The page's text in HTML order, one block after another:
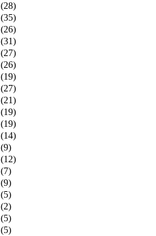
(28)
(35)
(26)
(31)
(27)
(26)
(19)
(27)
(21)
(19)
(19)
(14)
(9)
(12)
(7)
(9)
(5)
(2)
(5)
(5)